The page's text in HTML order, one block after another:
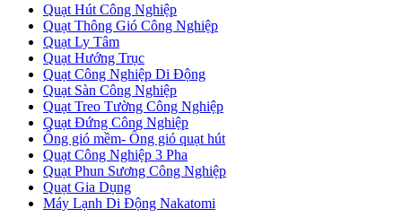
Quạt Hút Công Nghiệp
Quạt Thông Gió Công Nghiệp
Quạt Ly Tâm
Quạt Hướng Trục
Quạt Công Nghiệp Di Động
Quạt Sàn Công Nghiệp
Quạt Treo Tường Công Nghiệp
Quạt Đứng Công Nghiệp
Ống gió mềm- Ống gió quạt hút
Quạt Công Nghiệp 3 Pha
Quạt Phun Sương Công Nghiệp
Quạt Gia Dụng
Máy Lạnh Di Động Nakatomi